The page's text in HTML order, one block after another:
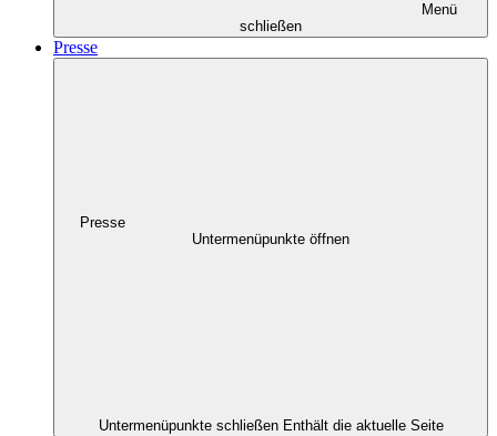
Menü
schließen
Presse
Presse
Untermenüpunkte öffnen
Untermenüpunkte schließen Enthält die aktuelle Seite